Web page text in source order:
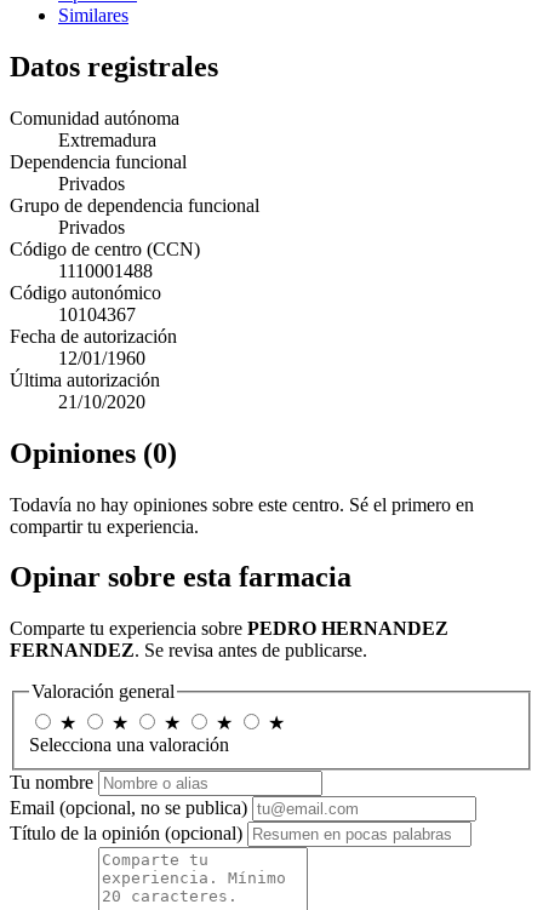
Similares
Datos registrales
Comunidad autónoma
Extremadura
Dependencia funcional
Privados
Grupo de dependencia funcional
Privados
Código de centro (CCN)
1110001488
Código autonómico
10104367
Fecha de autorización
12/01/1960
Última autorización
21/10/2020
Opiniones (0)
Todavía no hay opiniones sobre este centro. Sé el primero en
compartir tu experiencia.
Opinar sobre esta farmacia
Comparte tu experiencia sobre PEDRO HERNANDEZ
FERNANDEZ. Se revisa antes de publicarse.
Valoración general
★
★ ★ ★
★
Selecciona una valoración
Tu nombre
Email (opcional, no se publica)
Título de la opinión (opcional)